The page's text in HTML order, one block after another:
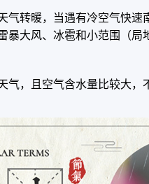
气转暖，当遇有冷空气快速
暴大风、冰雹和小范围（局
气，且空气含水量比较大，